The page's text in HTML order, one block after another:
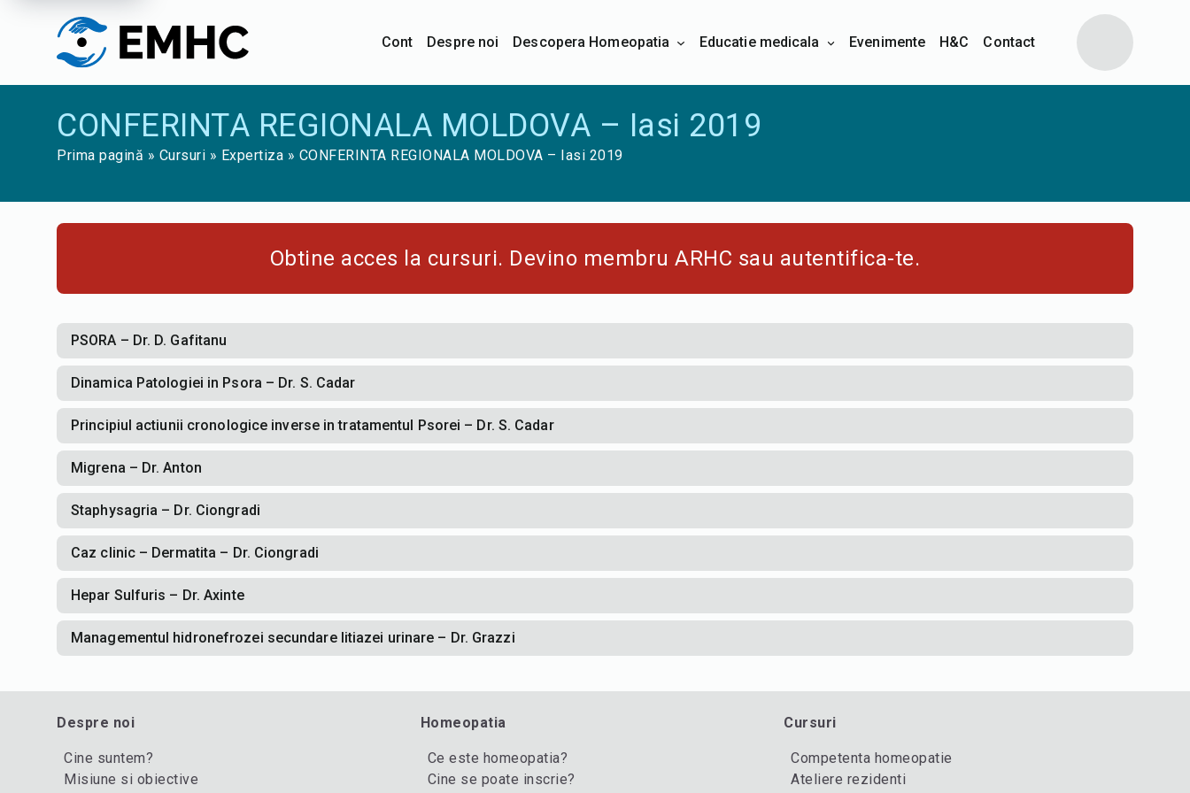
Cont Despre noi Descopera Homeopatia Educatie medicala Evenimente H&C Contact
CONFERINTA REGIONALA MOLDOVA – Iasi 2019
Prima pagină » Cursuri » Expertiza » CONFERINTA REGIONALA MOLDOVA – Iasi 2019
Obtine acces la cursuri. Devino membru ARHC sau autentifica-te.
PSORA – Dr. D. Gafitanu
Dinamica Patologiei in Psora – Dr. S. Cadar
Principiul actiunii cronologice inverse in tratamentul Psorei – Dr. S. Cadar
Migrena – Dr. Anton
Staphysagria – Dr. Ciongradi
Caz clinic – Dermatita – Dr. Ciongradi
Hepar Sulfuris – Dr. Axinte
Managementul hidronefrozei secundare litiazei urinare – Dr. Grazzi
Despre noi
Cine suntem?
Misiune si obiective
Homeopatia
Ce este homeopatia?
Cine se poate inscrie?
Cursuri
Competenta homeopatie
Ateliere rezidenti